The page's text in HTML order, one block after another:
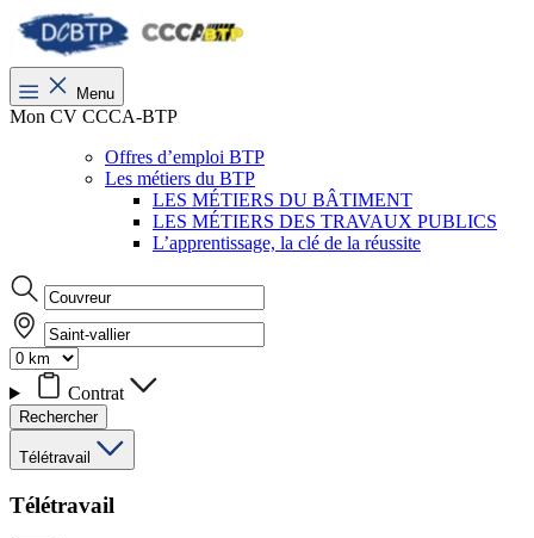
Menu
Mon CV CCCA-BTP
Offres d’emploi BTP
Les métiers du BTP
LES MÉTIERS DU BÂTIMENT
LES MÉTIERS DES TRAVAUX PUBLICS
L’apprentissage, la clé de la réussite
Contrat
Rechercher
Télétravail
Télétravail